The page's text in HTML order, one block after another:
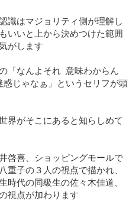
識はマジョリティ側が理解し
いいと上から決めつけた範囲
がします
「なんよそれ  意味わからん
じゃなぁ」というセリフが頭
界がそこにあると知らしめて
啓喜、ショッピングモールで
子の３人の視点で描かれ、
代の同級生の佐々木佳道、
視点が加わります